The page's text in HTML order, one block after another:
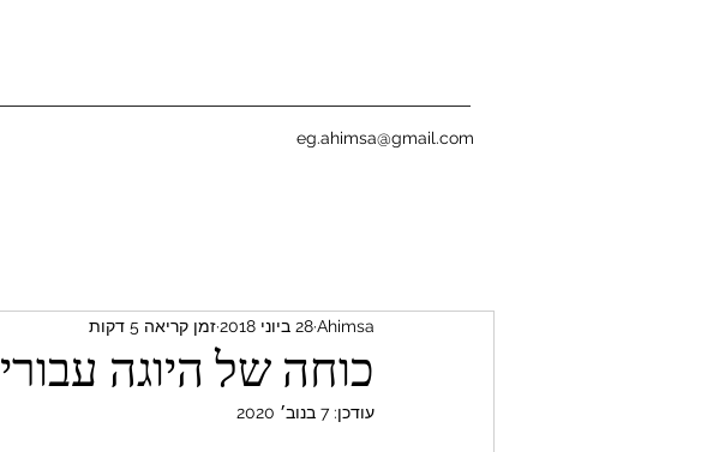
eg.ahimsa@gmail.com
כוחה של היוגה עבורי
Ahimsa28 ביוני 2018 זמן קריאה 5 דקות
עודכן: 7 בנוב׳ 2020